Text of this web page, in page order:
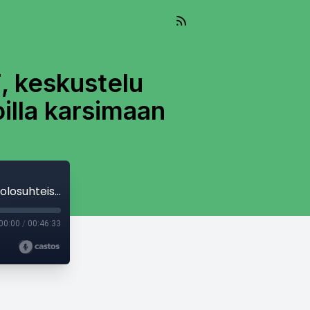
keskustelu
karsimaan
Ikuinen Ykkönen: Jakso 97: Grattis EIF, keskustelu olosuhteista lähti laukalle, Gnistan vahvoilla karsimaan
00:00 / 00:46:33